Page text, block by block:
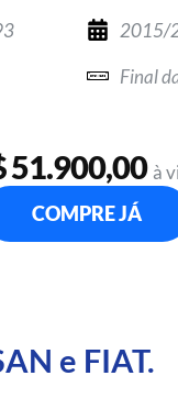
2015/
51.900,00 à
COMPRE JÁ
e FIAT.